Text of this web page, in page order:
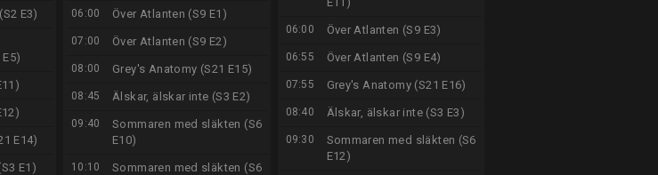
E3)
E14)
E1)
06:00 Över Atlanten (S9 E1)
07:00 Över Atlanten (S9 E2)
08:00 Grey's Anatomy (S21 E15)
08:45 Älskar, älskar inte (S3 E2)
09:40
Sommaren med släkten (S6
E10)
10:10
Sommaren med släkten (S6
06:00 Över Atlanten (S9 E3)
06:55 Över Atlanten (S9 E4)
07:55 Grey's Anatomy (S21 E16)
08:40 Älskar, älskar inte (S3 E3)
09:30
Sommaren med släkten (S6
E12)